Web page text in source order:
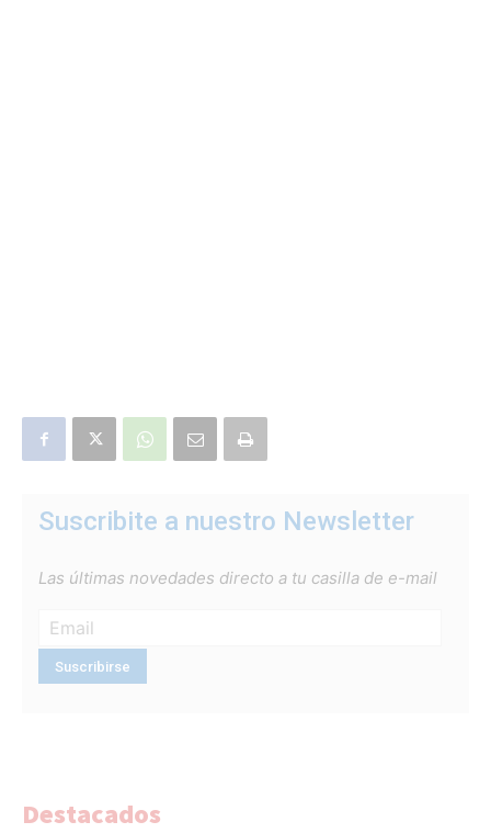
Suscribite a nuestro Newsletter
Las últimas novedades directo a tu casilla de e-mail
Destacados